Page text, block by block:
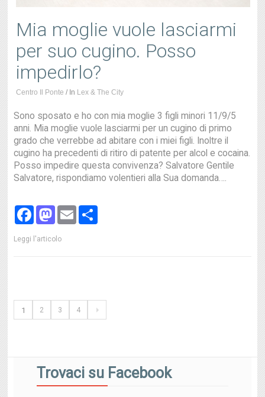
Mia moglie vuole lasciarmi
per suo cugino. Posso
impedirlo?
Centro Il Ponte / In Lex & The City
Sono sposato e ho con mia moglie 3 figli minori 11/9/5
anni. Mia moglie vuole lasciarmi per un cugino di primo
grado che verrebbe ad abitare con i miei figli. Inoltre il
cugino ha precedenti di ritiro di patente per alcol e cocaina.
Posso impedire questa convivenza? Salvatore Gentile
Salvatore, rispondiamo volentieri alla Sua domanda….
Facebook
Mastodon
Email
Leggi l'articolo
1 2 3 4
Trovaci su Facebook